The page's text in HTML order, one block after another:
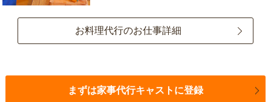
お料理代行のお仕事詳細
まずは家事代行キャストに登録